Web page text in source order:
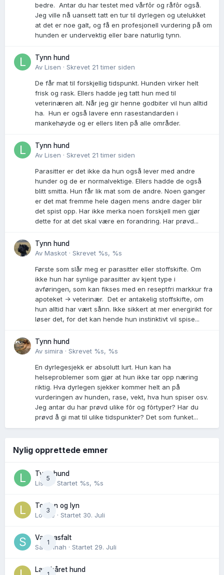
bedre. Antar du har testet med vårfôr og råfôr også.
Jeg ville nå uansett tatt en tur til dyrlegen og utelukket
at det er noe galt, og få en profesjonell vurdering på om
hunden er undervektig eller bare naturlig tynn.
Tynn hund
Av Lisen · Skrevet 21 timer siden
De får mat til forskjellig tidspunkt. Hunden virker helt
frisk og rask. Ellers hadde jeg tatt hun med til
veterinæren alt. Når jeg gir henne godbiter vil hun alltid
ha. Hun er også lavere enn rasestandarden i
mankehøyde og er ellers liten på alle områder.
Tynn hund
Av Lisen · Skrevet 21 timer siden
Parasitter er det ikke da hun også lever med andre
hunder og de er normalvektige. Ellers hadde de også
blitt smitta. Hun får lik mat som de andre. Noen ganger
er det mat fremme hele dagen mens andre dager blir
det spist opp. Har ikke merka noen forskjell men gjør
dette for at det skal være en forandring. Har prøvd...
Tynn hund
Av Maskot · Skrevet %s, %s
Første som slår meg er parasitter eller stoffskifte. Om
ikke hun har synlige parasitter av kjent type i
avføringen, som kan fikses med en reseptfri markkur fra
apoteket -> veterinær. Det er antakelig stoffskifte, om
hun alltid har vært sånn. Ikke sikkert at mer energirikt for
løser det, for det kan hende hun instinktivt vil spise...
Tynn hund
Av simira · Skrevet %s, %s
En dyrlegesjekk er absolutt lurt. Hun kan ha
helseproblemer som gjør at hun ikke tar opp næring
riktig. Hva dyrlegen sjekker kommer helt an på
vurderingen av hunden, rase, vekt, hva hun spiser osv.
Jeg antar du har prøvd ulike fõr og fõrtyper? Har du
prøvd å gi mat til ulike tidspunkter? Det som funket...
Nylig opprettede emner
5
Tynn hund
Lisen
· Startet %s, %s
3
Torden og lyn
Lovise · Startet 30. Juli
1
Varm asfalt
Savannah · Startet 29. Juli
Langhåret hund